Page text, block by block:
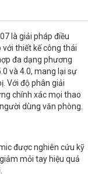
là giải pháp điều
với thiết kế công thái
đa dạng phương
và 4.0, mang lại sự
Với độ phân giải
chính xác mọi thao
dùng văn phòng.
được nghiên cứu kỹ
mỏi tay hiệu quả